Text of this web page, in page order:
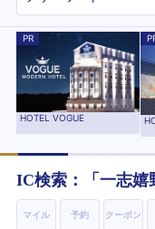
PR
HOTEL VOGUE
IC検索：「 一志嬉
マイル 予約 クーポン